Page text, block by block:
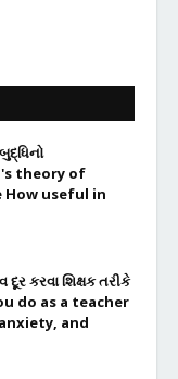
theory of
useful in
દૂર કરવા શિક્ષક તરીકે
do as a teacher
and